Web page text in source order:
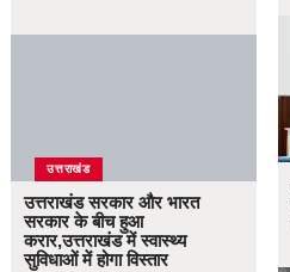
उत्तराखंड
उत्तराखंड सरकार और भारत
सरकार के बीच हुआ
करार,उत्तराखंड में स्वास्थ्य
सुविधाओं में होगा विस्तार